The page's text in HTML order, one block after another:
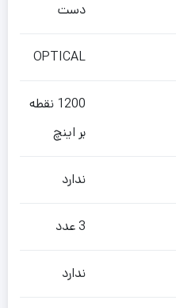
دست
OPTICAL
1200 نقطه
بر اینچ
ندارد
3 عدد
ندارد